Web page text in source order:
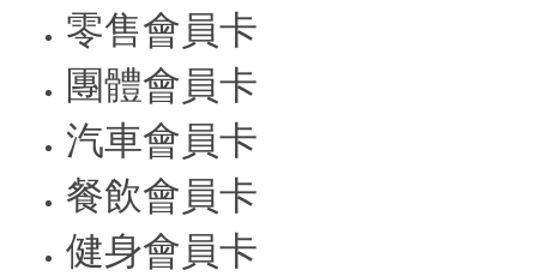
零售會員卡
團體會員卡
汽車會員卡
餐飲會員卡
健身會員卡